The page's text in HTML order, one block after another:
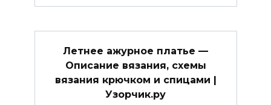
Летнее ажурное платье —
Описание вязания, схемы
вязания крючком и спицами |
Узорчик.ру